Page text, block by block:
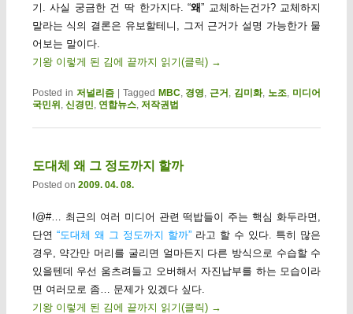
기. 사실 궁금한 건 딱 한가지다. “왜” 교체하는건가? 교체하지
말라는 식의 결론은 유보할테니, 그저 근거가 설명 가능한가 물
어보는 말이다.
기왕 이렇게 된 김에 끝까지 읽기(클릭) →
Posted in 저널리즘 | Tagged MBC, 경영 ,근거 김미화, 노조 미디어
국민위 신경민 연합뉴스, 저작권법
도대체 왜 그 정도까지 할까
Posted on 2009. 04. 08.
!@#… 최근의 여러 미디어 관련 떡밥들이 주는 핵심 화두라면,
단연 “도대체 왜 그 정도까지 할까”라고 할 수 있다. 특히 많은
경우, 약간만 머리를 굴리면 얼마든지 다른 방식으로 수습할 수
있을텐데 우선 움츠려들고 오버해서 자진납부를 하는 모습이라
면 여러모로 좀… 문제가 있겠다 싶다.
기왕 이렇게 된 김에 끝까지 읽기(클릭) →